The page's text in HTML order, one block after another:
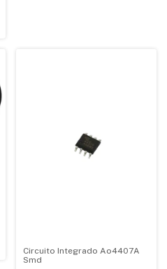
Circuito Integrado Ao4407A
Smd